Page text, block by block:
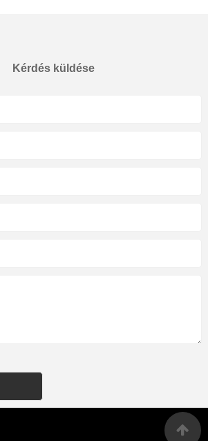
Kérdés küldése